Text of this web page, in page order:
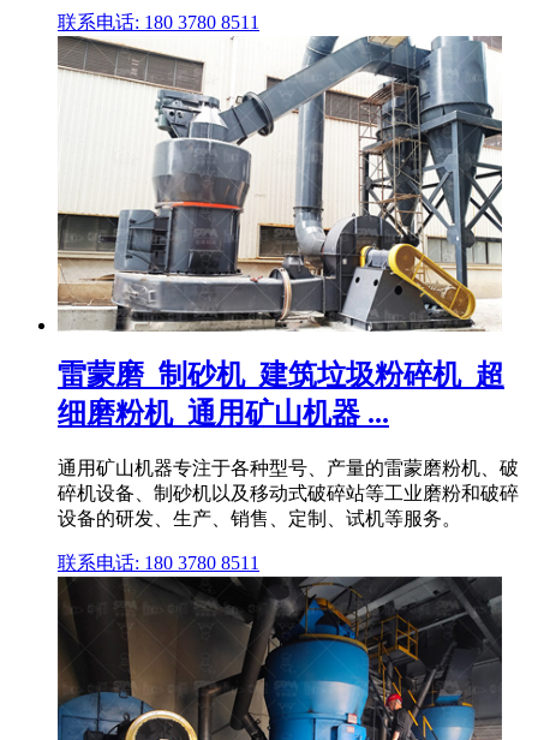
联系电话: 180 3780 8511
雷蒙磨_制砂机_建筑垃圾粉碎机_超
细磨粉机_通用矿山机器 ...
通用矿山机器专注于各种型号、产量的雷蒙磨粉机、破
碎机设备、制砂机以及移动式破碎站等工业磨粉和破碎
设备的研发、生产、销售、定制、试机等服务。
联系电话: 180 3780 8511